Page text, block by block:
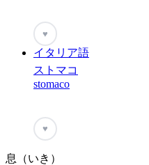
♥
イタリア語
ストマコ
stomaco
♥
息（いき）